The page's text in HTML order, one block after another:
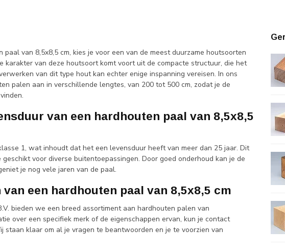
van 8,5x8,5 cm, kies je voor een van de meest duurzame houtsoorten
karakter van deze houtsoort komt voort uit de compacte structuur, die het
van dit type hout kan echter enige inspanning vereisen. In ons
palen aan in verschillende lengtes, van 200 tot 500 cm, zodat je de
van een hardhouten paal van 8,5x8,5
1, wat inhoudt dat het een levensduur heeft van meer dan 25 jaar. Dit
geschikt voor diverse buitentoepassingen. Door goed onderhoud kan je de
je nog vele jaren van de paal.
een hardhouten paal van 8,5x8,5 cm
bieden we een breed assortiment aan hardhouten palen van
over een specifiek merk of de eigenschappen ervan, kun je contact
staan klaar om al je vragen te beantwoorden en je te voorzien van